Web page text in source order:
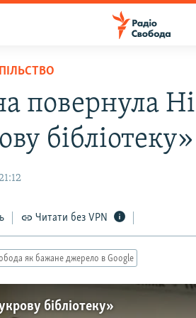
повернула
бібліотеку»
Читати без VPN
як бажане джерело в Google
бібліотеку»